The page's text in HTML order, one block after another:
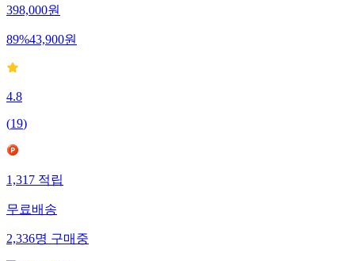
398,000원
89%43,900원
4.8
(19)
1,317적립
무료배송
2,336명구매중